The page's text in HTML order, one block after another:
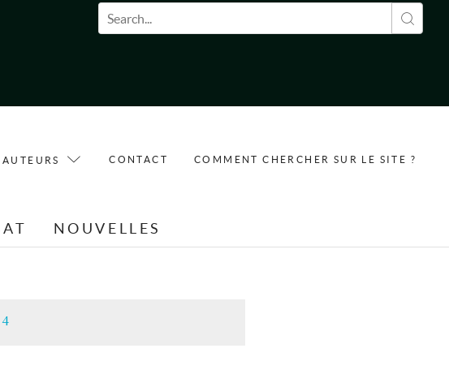
Formulaire de recherche
CONTACT COMMENT CHERCHER SUR LE SITE ?
NOUVELLES